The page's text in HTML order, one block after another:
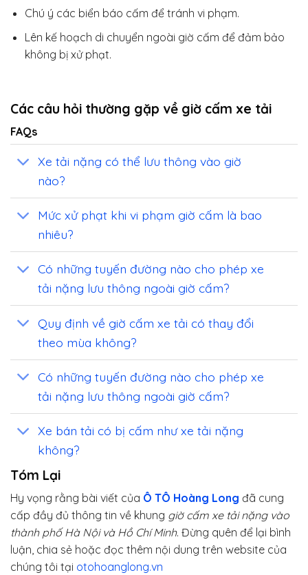
Chú ý các biển báo cấm để tránh vi phạm.
Lên kế hoạch di chuyển ngoài giờ cấm để đảm bảo
không bị xử phạt.
Các câu hỏi thường gặp về giờ cấm xe tải
FAQs
Xe tải nặng có thể lưu thông vào giờ
nào?
Mức xử phạt khi vi phạm giờ cấm là bao
nhiêu?
Có những tuyến đường nào cho phép xe
tải nặng lưu thông ngoài giờ cấm?
Quy định về giờ cấm xe tải có thay đổi
theo mùa không?
Có những tuyến đường nào cho phép xe
tải nặng lưu thông ngoài giờ cấm?
Xe bán tải có bị cấm như xe tải nặng
không?
Tóm Lại
Hy vọng rằng bài viết của Ô TÔ Hoàng Long đã cung
cấp đầy đủ thông tin về khung giờ cấm xe tải nặng vào
thành phố Hà Nội và Hồ Chí Minh. Đừng quên để lại bình
luận, chia sẻ hoặc đọc thêm nội dung trên website của
chúng tôi tại otohoanglong.vn